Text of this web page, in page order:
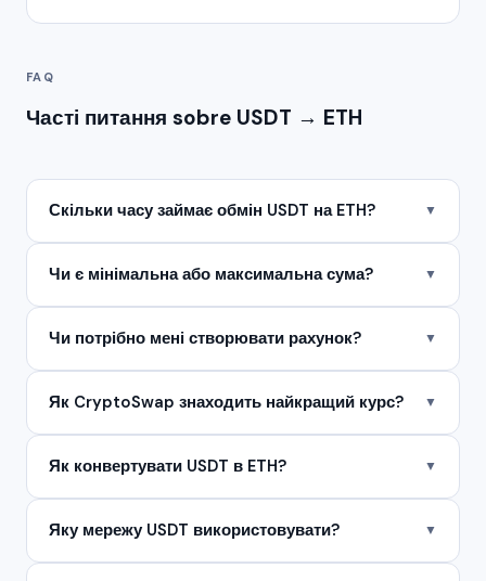
FAQ
Часті питання sobre USDT → ETH
Скільки часу займає обмін USDT на ETH? ▼
Чи є мінімальна або максимальна сума? ▼
Чи потрібно мені створювати рахунок? ▼
Як CryptoSwap знаходить найкращий курс? ▼
Як конвертувати USDT в ETH? ▼
Яку мережу USDT використовувати? ▼